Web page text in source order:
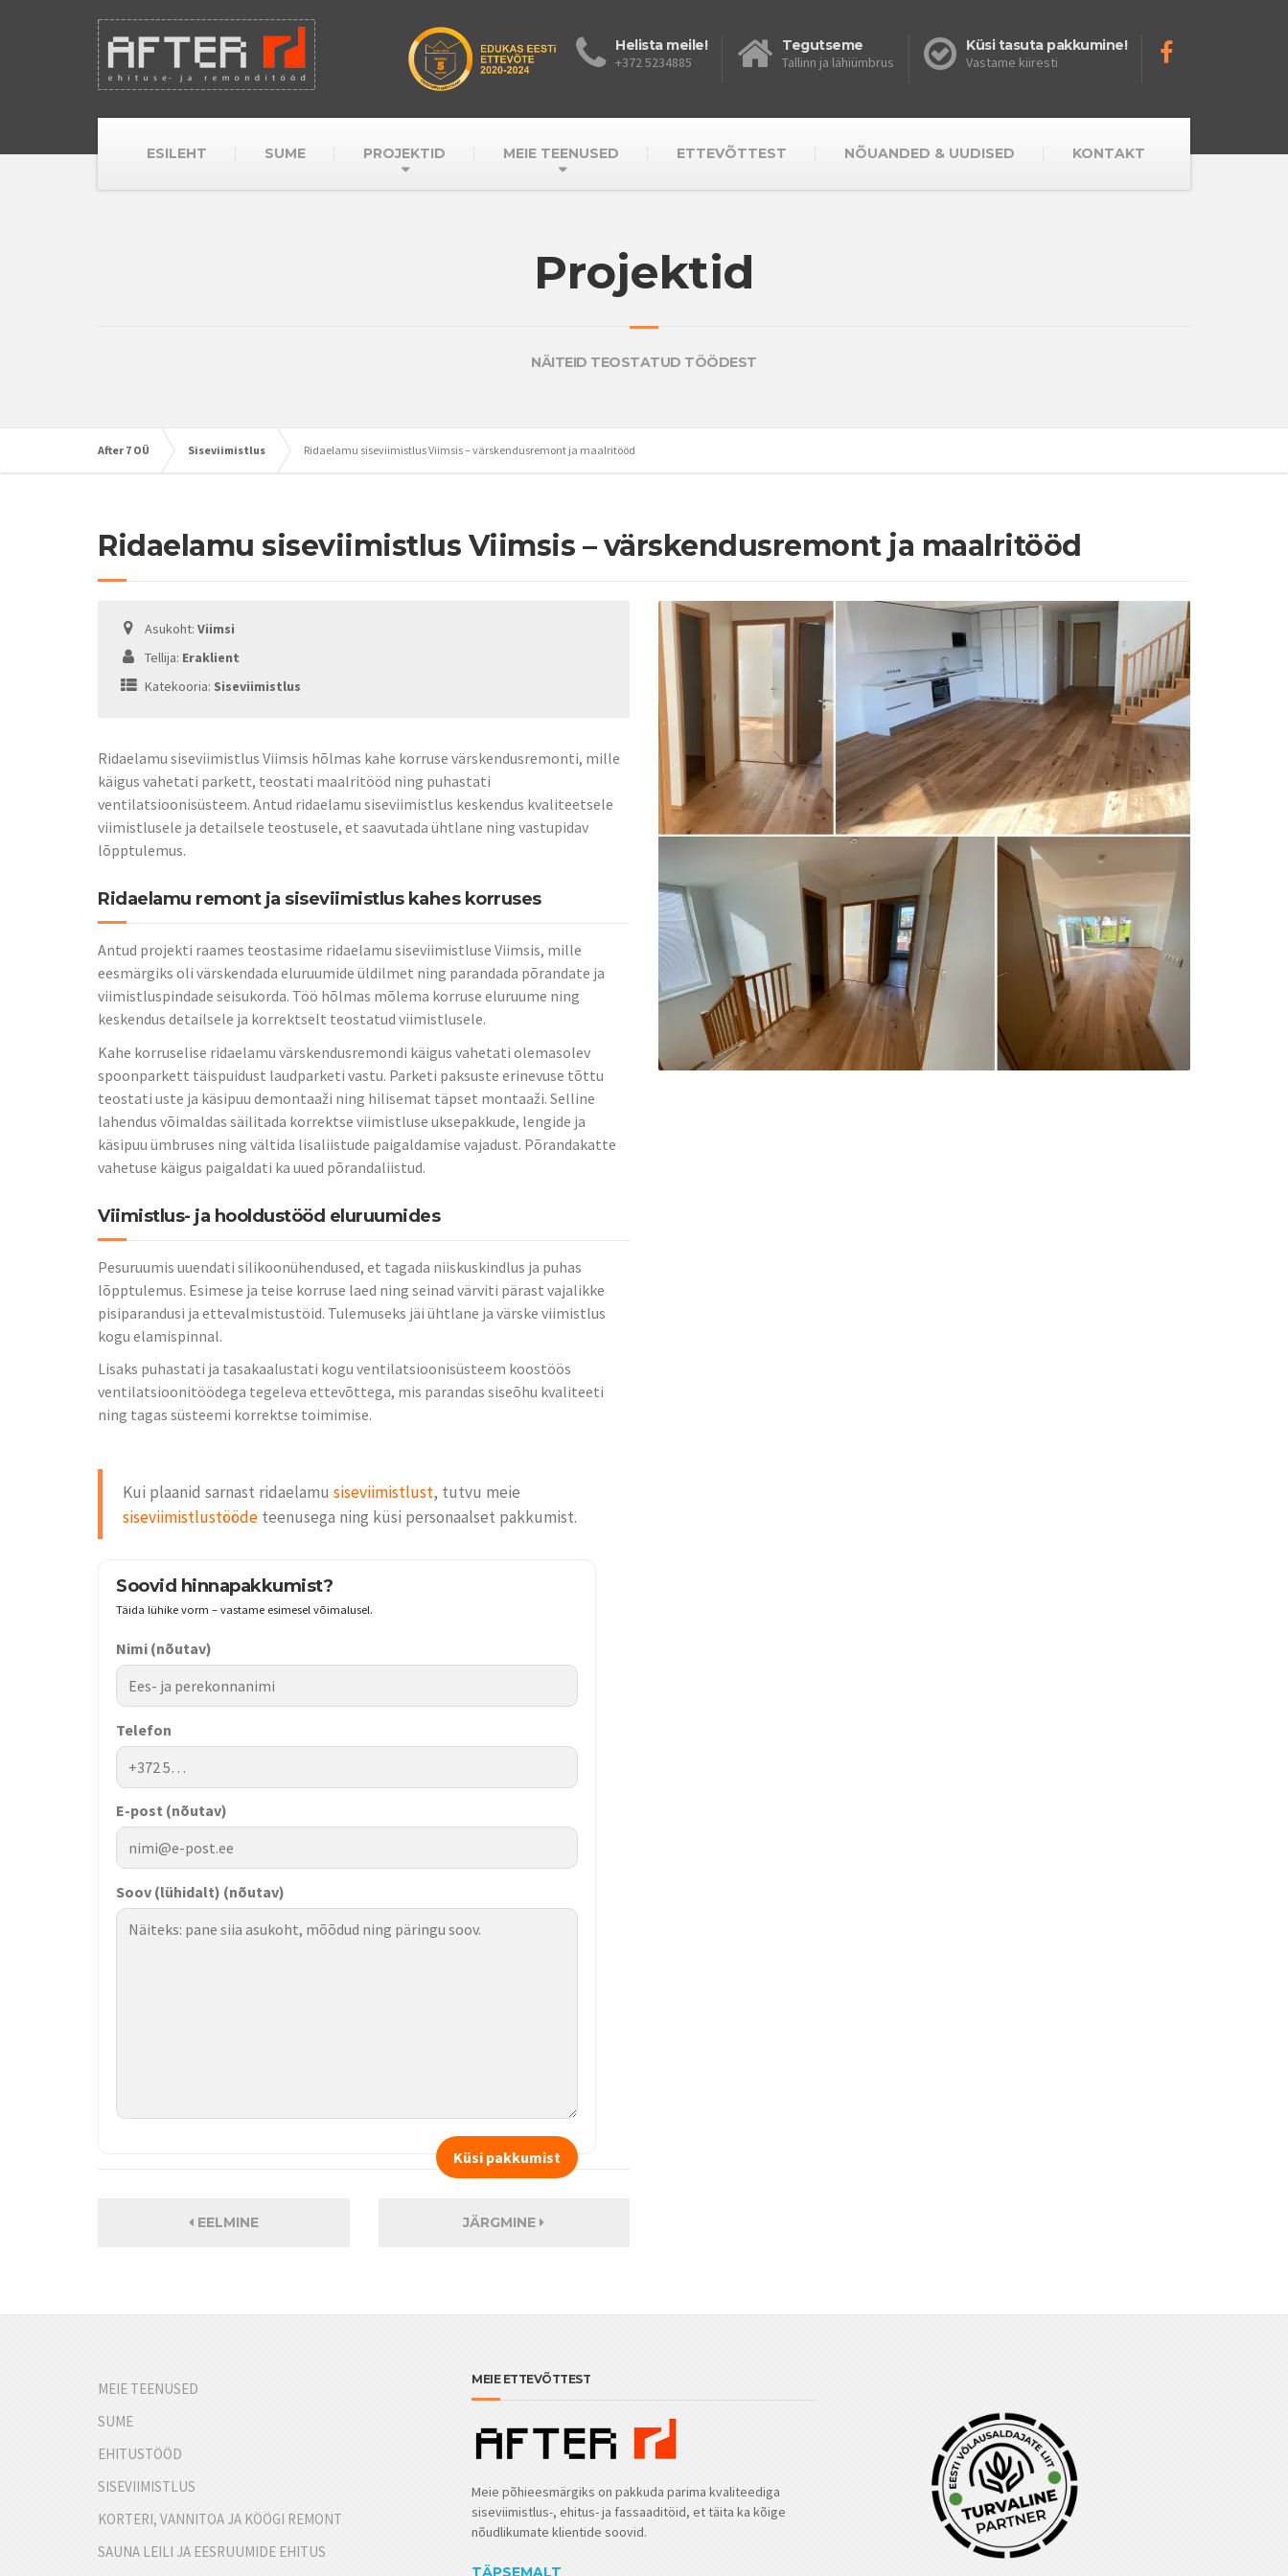
Helista meile!
+372 5234885
Tegutseme
Tallinn ja lähiümbrus
Küsi tasuta pakkumine!
Vastame kiiresti
ESILEHT SUME PROJEKTID MEIE TEENUSED ETTEVÕTTEST NÕUANDED & UUDISED KONTAKT
Projektid
NÄITEID TEOSTATUD TÖÖDEST
After 7 OÜ Siseviimistlus Ridaelamu siseviimistlus Viimsis – värskendusremont ja maalritööd
Ridaelamu siseviimistlus Viimsis – värskendusremont ja maalritööd
Asukoht: Viimsi
Tellija: Eraklient
Katekooria: Siseviimistlus
Ridaelamu siseviimistlus Viimsis hõlmas kahe korruse värskendusremonti, mille
käigus vahetati parkett, teostati maalritööd ning puhastati
ventilatsioonisüsteem. Antud ridaelamu siseviimistlus keskendus kvaliteetsele
viimistlusele ja detailsele teostusele, et saavutada ühtlane ning vastupidav
lõpptulemus.
Ridaelamu remont ja siseviimistlus kahes korruses
Antud projekti raames teostasime ridaelamu siseviimistluse Viimsis, mille
eesmärgiks oli värskendada eluruumide üldilmet ning parandada põrandate ja
viimistluspindade seisukorda. Töö hõlmas mõlema korruse eluruume ning
keskendus detailsele ja korrektselt teostatud viimistlusele.
Kahe korruselise ridaelamu värskendusremondi käigus vahetati olemasolev
spoonparkett täispuidust laudparketi vastu. Parketi paksuste erinevuse tõttu
teostati uste ja käsipuu demontaaži ning hilisemat täpset montaaži. Selline
lahendus võimaldas säilitada korrektse viimistluse uksepakkude, lengide ja
käsipuu ümbruses ning vältida lisaliistude paigaldamise vajadust. Põrandakatte
vahetuse käigus paigaldati ka uued põrandaliistud.
Viimistlus- ja hooldustööd eluruumides
Pesuruumis uuendati silikoonühendused, et tagada niiskuskindlus ja puhas
lõpptulemus. Esimese ja teise korruse laed ning seinad värviti pärast vajalikke
pisiparandusi ja ettevalmistustöid. Tulemuseks jäi ühtlane ja värske viimistlus
kogu elamispinnal.
Lisaks puhastati ja tasakaalustati kogu ventilatsioonisüsteem koostöös
ventilatsioonitöödega tegeleva ettevõttega, mis parandas siseõhu kvaliteeti
ning tagas süsteemi korrektse toimimise.
Kui plaanid sarnast ridaelamu siseviimistlust, tutvu meie
siseviimistlustööde teenusega ning küsi personaalset pakkumist.
Soovid hinnapakkumist?
Täida lühike vorm – vastame esimesel võimalusel.
Nimi (nõutav)
Telefon
E-post (nõutav)
Soov (lühidalt) (nõutav)
EELMINE JÄRGMINE
MEIE TEENUSED
SUME
EHITUSTÖÖD
SISEVIIMISTLUS
KORTERI, VANNITOA JA KÖÖGI REMONT
SAUNA LEILI JA EESRUUMIDE EHITUS
MEIE ETTEVÕTTEST
Meie põhieesmärgiks on pakkuda parima kvaliteediga
siseviimistlus-, ehitus- ja fassaaditöid, et täita ka kõige
nõudlikumate klientide soovid.
TÄPSEMALT